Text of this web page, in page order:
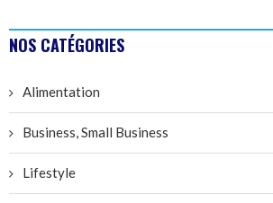
NOS CATÉGORIES
Alimentation
Business, Small Business
Lifestyle